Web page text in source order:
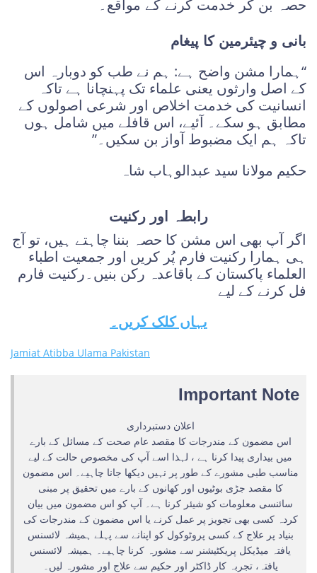
حصہ بن کر خدمت کرنے کے مواقع۔
بانی و چیئرمین کا پیغام
“ہمارا مشن واضح ہے: ہم نے طب کو دوبارہ اس
کے اصل وارثوں یعنی علماء تک پہنچانا ہے تاکہ
انسانیت کی خدمت اخلاص اور شرعی اصولوں کے
مطابق ہو سکے۔ آئیے، اس قافلے میں شامل ہوں
تاکہ ہم ایک مضبوط آواز بن سکیں۔”
حکیم مولانا سید عبدالوہاب شاہ
رابطہ اور رکنیت
اگر آپ بھی اس مشن کا حصہ بننا چاہتے ہیں، تو آج
ہی ہمارا رکنیت فارم پُر کریں اور جمعیت اطباء
العلماء پاکستان کے باقاعدہ رکن بنیں۔رکنیت فارم
فل کرنے کے لیے
یہاں کلک کریں۔
Jamiat Atibba Ulama Pakistan
Important Note
اعلان دستبرداری
اس مضمون کے مندرجات کا مقصد عام صحت کے مسائل کے بارے
میں بیداری پیدا کرنا ہے ، لہذا اسے آپ کی مخصوص حالت کے لیے
مناسب طبی مشورے کے طور پر نہیں دیکھا جانا چاہیے۔ اس مضمون
کا مقصد جڑی بوٹیوں اور کھانوں کے بارے میں تحقیق پر مبنی
سائنسی معلومات کو شیئر کرنا ہے۔ آپ کو اس مضمون میں بیان
کردہ کسی بھی تجویز پر عمل کرنے یا اس مضمون کے مندرجات کی
بنیاد پر علاج کے کسی پروٹوکول کو اپنانے سے پہلے ہمیشہ لائسنس
یافتہ میڈیکل پریکٹیشنر سے مشورہ کرنا چاہیے۔ ہمیشہ لائسنس
یافتہ، تجربہ کار ڈاکٹر اور حکیم سے علاج اور مشورہ لیں۔